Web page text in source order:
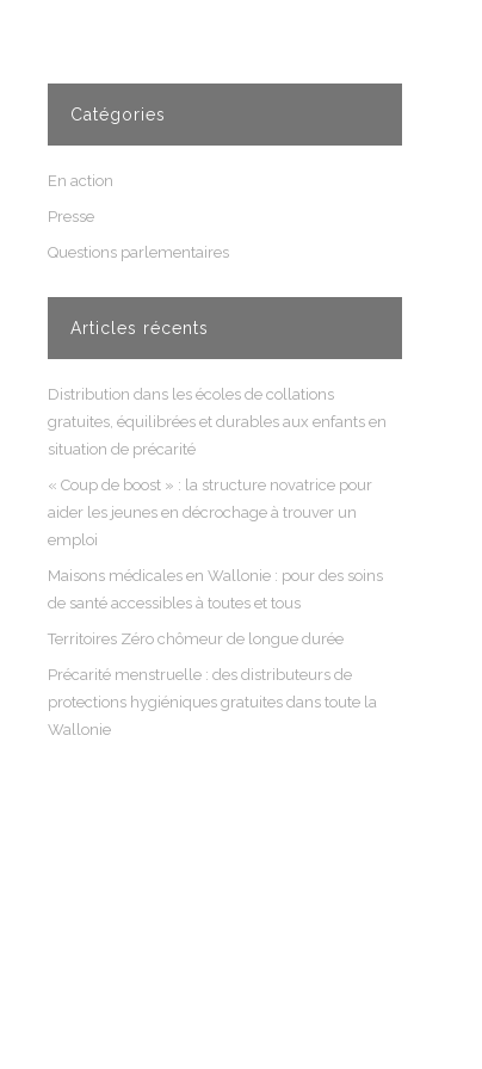
Catégories
En action
Presse
Questions parlementaires
Articles récents
Distribution dans les écoles de collations
gratuites, équilibrées et durables aux enfants en
situation de précarité
« Coup de boost » : la structure novatrice pour
aider les jeunes en décrochage à trouver un
emploi
Maisons médicales en Wallonie : pour des soins
de santé accessibles à toutes et tous
Territoires Zéro chômeur de longue durée
Précarité menstruelle : des distributeurs de
protections hygiéniques gratuites dans toute la
Wallonie